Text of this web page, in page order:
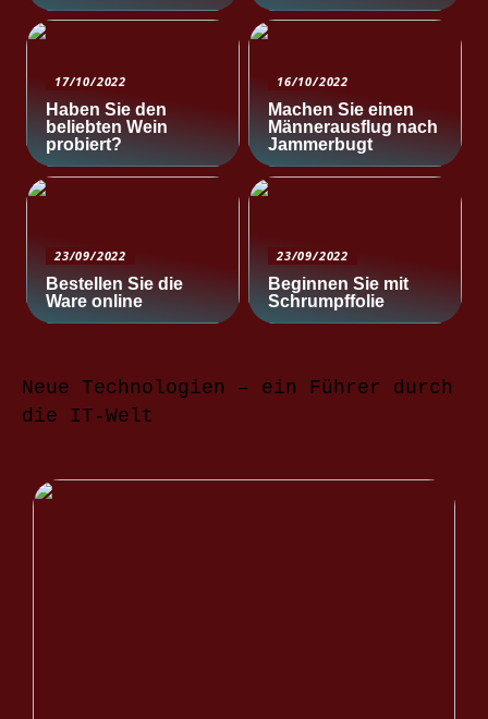
17/10/2022
Haben Sie den
beliebten Wein
probiert?
16/10/2022
Machen Sie einen
Männerausflug nach
Jammerbugt
23/09/2022
Bestellen Sie die
Ware online
23/09/2022
Beginnen Sie mit
Schrumpffolie
Neue Technologien – ein Führer durch
die IT-Welt